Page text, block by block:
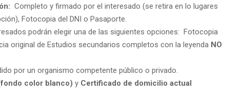
Completo y firmado por el interesado (se retira en lo lugares
Fotocopia del DNI o Pasaporte.
podrán elegir una de las siguientes opciones: Fotocopia
original de Estudios secundarios completos con la leyenda NO
por un organismo competente público o privado.
color blanco) y Certificado de domicilio actual